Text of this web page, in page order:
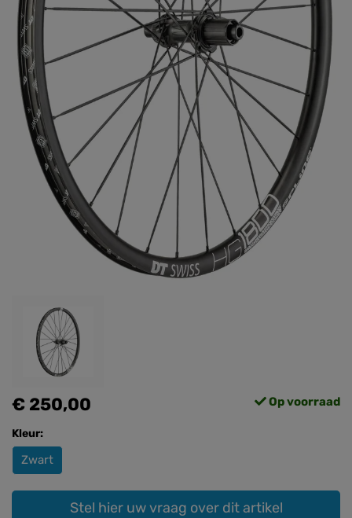
€ 250,00 Op voorraad
Kleur:
Zwart
Stel hier uw vraag over dit artikel